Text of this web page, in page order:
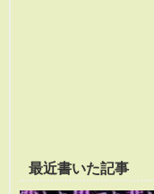
最近書いた記事